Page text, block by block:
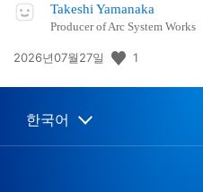
Takeshi Yamanaka
Producer of Arc System Works
공
일:
2026년07월27일 1
Select
Current
한국어